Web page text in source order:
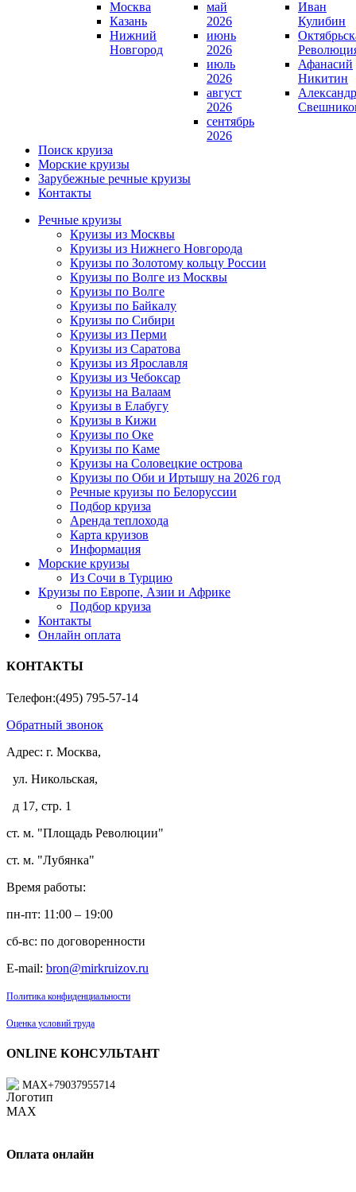
Москва
Казань
Нижний
Новгород
май
2026
июнь
2026
июль
2026
август
2026
сентябрь
2026
Иван
Кулибин
Афанасий
Никитин
Александр
Поиск круиза
Морские круизы
Зарубежные речные круизы
Контакты
Речные круизы
Круизы из Москвы
Круизы из Нижнего Новгорода
Круизы по Золотому кольцу России
Круизы по Волге из Москвы
Круизы по Волге
Круизы по Байкалу
Круизы по Сибири
Круизы из Перми
Круизы из Саратова
Круизы из Ярославля
Круизы из Чебоксар
Круизы на Валаам
Круизы в Елабугу
Круизы в Кижи
Круизы по Оке
Круизы по Каме
Круизы на Соловецкие острова
Круизы по Оби и Иртышу на 2026 год
Речные круизы по Белоруссии
Подбор круиза
Аренда теплохода
Карта круизов
Информация
Морские круизы
Из Сочи в Турцию
Круизы по Европе, Азии и Африке
Подбор круиза
Контакты
Онлайн оплата
КОНТАКТЫ
Телефон:(495) 795-57-14
Обратный звонок
Адрес: г. Москва,
ул. Никольская,
д 17, стр. 1
ст. м. "Площадь Революции"
ст. м. "Лубянка"
Время работы:
пн-пт: 11:00 – 19:00
сб-вс: по договоренности
E-mail: bron@mirkruizov.ru
Политика конфиденциальности
Оценка условий труда
ONLINE КОНСУЛЬТАНТ
MAX+79037955714
Оплата онлайн